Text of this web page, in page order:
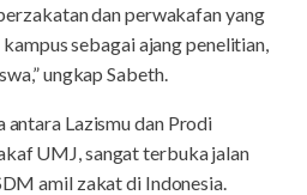
dan perwakafan yang
sebagai ajang penelitian,
ungkap Sabeth.
antara Lazismu dan Prodi
UMJ, sangat terbuka jalan
amil zakat di Indonesia.